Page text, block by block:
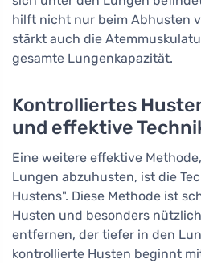
hilft nicht nur beim Abhusten
stärkt auch die
gesamte Lungenkapazität.
Kontrolliertes
und effektive
Eine weitere effektive
Lungen abzuhusten, ist die
Hustens". Diese Methode ist
Husten und besonders
entfernen, der tiefer in den
kontrollierte Husten beginnt